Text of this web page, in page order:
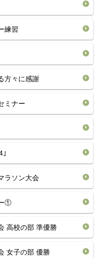
練習
方々に感謝
ミナー
｣
ラソン大会
①
高校の部 準優勝
女子の部 優勝